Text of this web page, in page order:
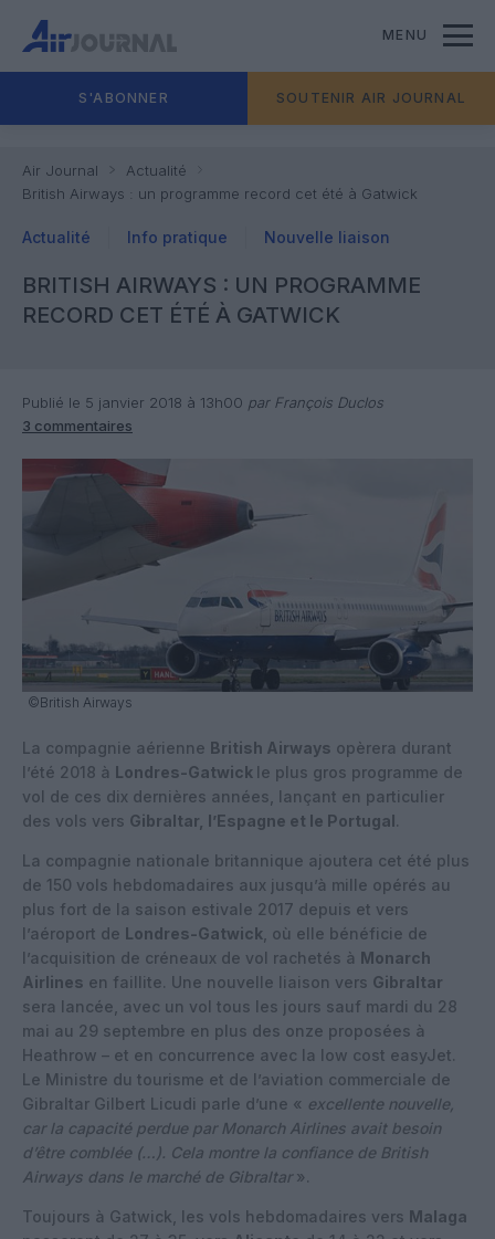
MENU
S'ABONNER SOUTENIR AIR JOURNAL
Air Journal
Actualité
British Airways : un programme record cet été à Gatwick
Actualité Info pratique Nouvelle liaison
BRITISH AIRWAYS : UN PROGRAMME
RECORD CET ÉTÉ À GATWICK
Publié le 5 janvier 2018 à 13h00 par François Duclos
3 commentaires
©British Airways
La compagnie aérienne British Airways opèrera durant
l’été 2018 à Londres-Gatwick le plus gros programme de
vol de ces dix dernières années, lançant en particulier
des vols vers Gibraltar, l’Espagne et le Portugal.
La compagnie nationale britannique ajoutera cet été plus
de 150 vols hebdomadaires aux jusqu’à mille opérés au
plus fort de la saison estivale 2017 depuis et vers
l’aéroport de Londres-Gatwick , où elle bénéficie de
l’acquisition de créneaux de vol rachetés à Monarch
Airlines en faillite. Une nouvelle liaison vers Gibraltar
sera lancée, avec un vol tous les jours sauf mardi du 28
mai au 29 septembre en plus des onze proposées à
Heathrow – et en concurrence avec la low cost easyJet.
Le Ministre du tourisme et de l’aviation commerciale de
Gibraltar Gilbert Licudi parle d’une « excellente nouvelle,
car la capacité perdue par Monarch Airlines avait besoin
d’être comblée (…). Cela montre la confiance de British
Airways dans le marché de Gibraltar».
Toujours à Gatwick, les vols hebdomadaires vers Malaga